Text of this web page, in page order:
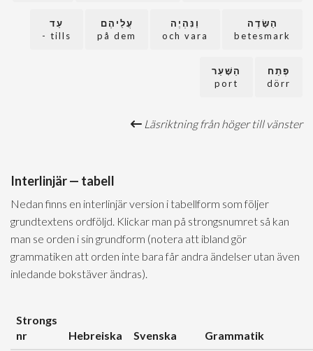
הַשָּׂדֶה
betesmark
וַנִּהְיֶה
och vara
עֲלֵיהֶם
på dem
עַד
tills -
פֶּתַח
dörr
הַשָּׁעַר
port
Läsriktning från höger till vänster
Interlinjär — tabell
Nedan finns en interlinjär version i tabellform som följer
grundtextens ordföljd. Klickar man på strongsnumret så kan
man se orden i sin grundform (notera att ibland gör
grammatiken att orden inte bara får andra ändelser utan även
inledande bokstäver ändras).
Strongs
nr
Hebreiska Svenska Grammatik